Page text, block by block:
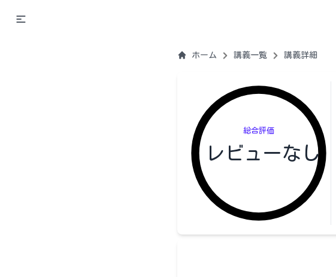
ホーム 講義一覧 講義詳細
総合評価
レビューなし